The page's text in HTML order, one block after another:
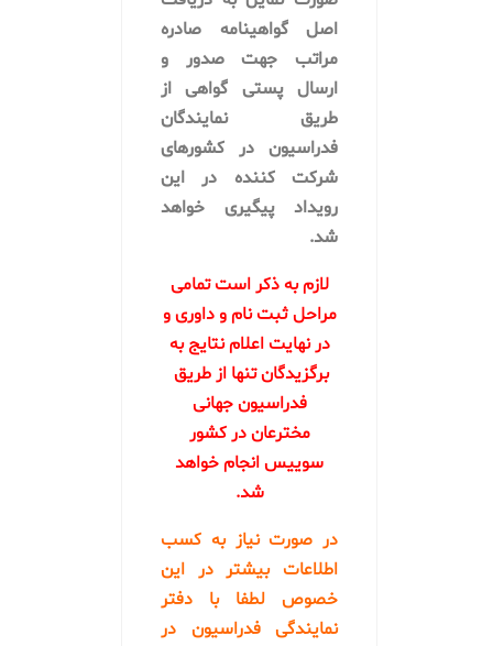
اصل گواهینامه صادره
مراتب جهت صدور و
ارسال پستی گواهی از
طریق نمایندگان
فدراسیون در کشورهای
شرکت کننده در این
رویداد پیگیری خواهد
شد.
لازم به ذکر است تمامی
مراحل ثبت نام و داوری و
در نهایت اعلام نتایج به
برگزیدگان تنها از طریق
فدراسیون جهانی
مخترعان در کشور
سوییس انجام خواهد
شد.
در صورت نیاز به کسب
اطلاعات بیشتر در این
خصوص لطفا با دفتر
نمایندگی فدراسیون در